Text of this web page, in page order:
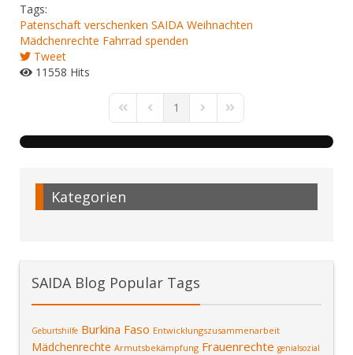
Tags:
Patenschaft verschenken SAIDA Weihnachten
Mädchenrechte Fahrrad spenden
Tweet
11558 Hits
First PagePrevious Page
1 Next PageLast Page
Kategorien
SAIDA Blog Popular Tags
Geburtshilfe Burkina Faso Entwicklungszusammenarbeit
Mädchenrechte Armutsbekämpfung Frauenrechte genialsozial